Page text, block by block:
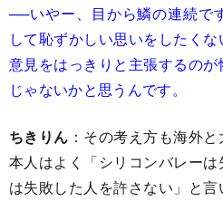
──いやー、目から鱗の連続で
して恥ずかしい思いをしたく
意見をはっきりと主張するの
じゃないかと思うんです。
ちきりん ：その考え方も海外
本人はよく「シリコンバレー
は失敗した人を許さない」と